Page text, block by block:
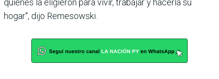
hogar", dijo Remesowski.